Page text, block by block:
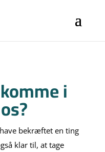
i
bekræftet en ting
klar til, at tage